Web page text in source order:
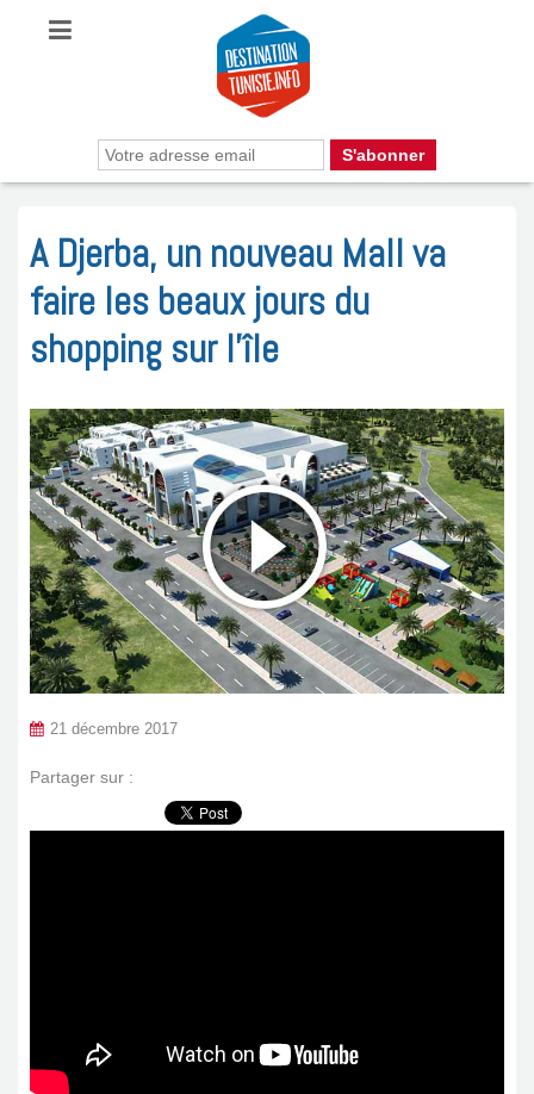
A Djerba, un nouveau Mall va
faire les beaux jours du
shopping sur l’île
21 décembre 2017
Partager sur :